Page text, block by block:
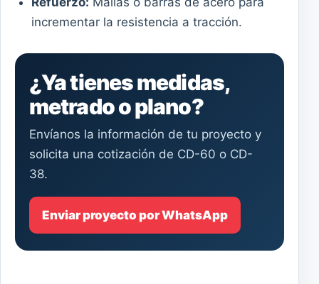
incrementar la resistencia a tracción.
¿Ya tienes medidas,
metrado o plano?
Envíanos la información de tu proyecto y
solicita una cotización de CD-60 o CD-
38.
Enviar proyecto por WhatsApp